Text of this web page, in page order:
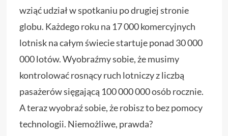
wziąć udział w spotkaniu po drugiej stronie
globu. Każdego roku na 17 000 komercyjnych
lotnisk na całym świecie startuje ponad 30 000
000 lotów. Wyobraźmy sobie, że musimy
kontrolować rosnący ruch lotniczy z liczbą
pasażerów sięgającą 100 000 000 osób rocznie.
A teraz wyobraź sobie, że robisz to bez pomocy
technologii. Niemożliwe, prawda?